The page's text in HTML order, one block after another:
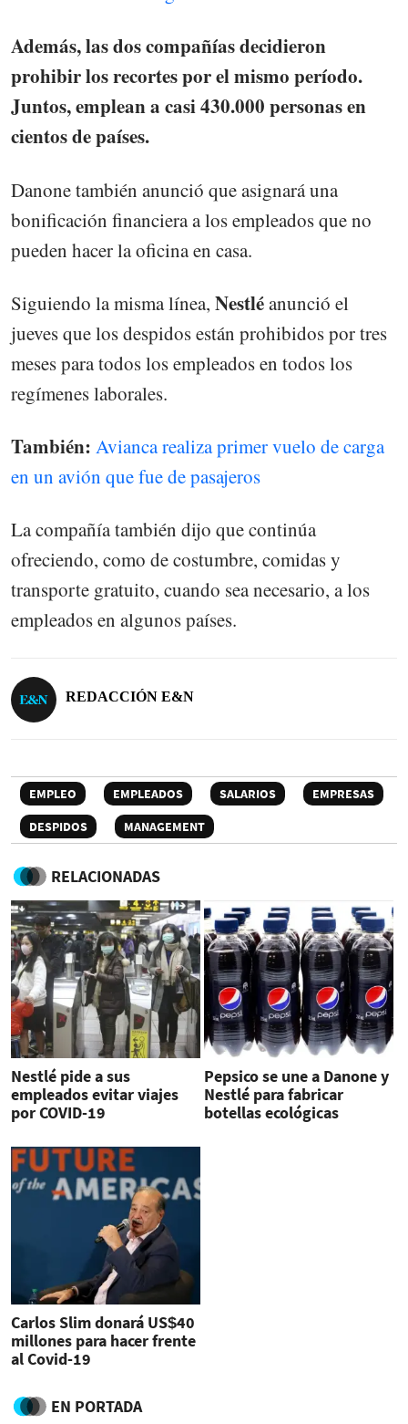
Además, las dos compañías decidieron
prohibir los recortes por el mismo período.
Juntos, emplean a casi 430.000 personas en
cientos de países.
Danone también anunció que asignará una
bonificación financiera a los empleados que no
pueden hacer la oficina en casa.
Siguiendo la misma línea, Nestléanunció el
jueves que los despidos están prohibidos por tres
meses para todos los empleados en todos los
regímenes laborales.
También: Avianca realiza primer vuelo de carga
en un avión que fue de pasajeros
La compañía también dijo que continúa
ofreciendo, como de costumbre, comidas y
transporte gratuito, cuando sea necesario, a los
empleados en algunos países.
REDACCIÓN E&N
EMPLEO EMPLEADOS SALARIOS
EMPRESAS
DESPIDOS
MANAGEMENT
RELACIONADAS
Nestlé pide a sus
empleados evitar viajes
por COVID-19
Pepsico se une a Danone y
Nestlé para fabricar
botellas ecológicas
Carlos Slim donará US$40
millones para hacer frente
al Covid-19
EN PORTADA